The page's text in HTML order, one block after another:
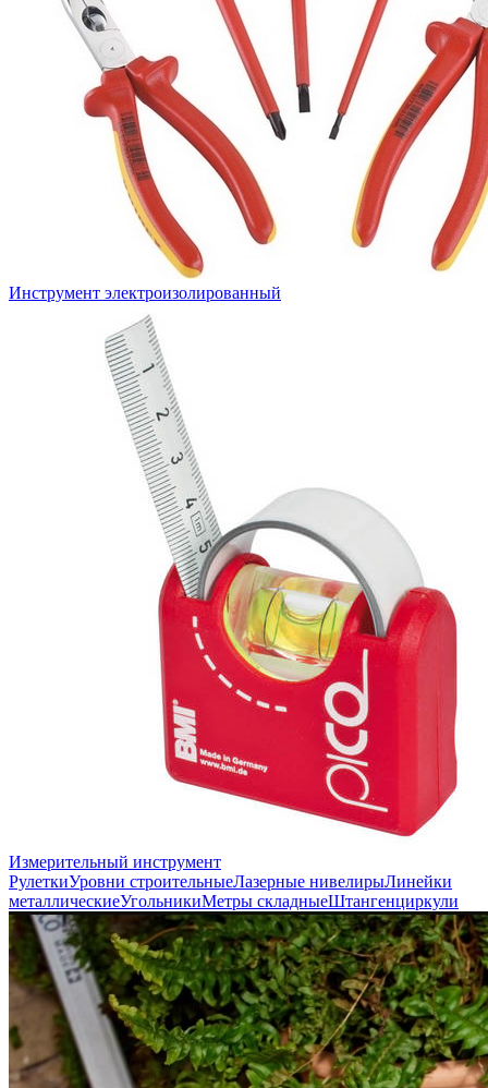
Инструмент электроизолированный
Измерительный инструмент
РулеткиУровни строительныеЛазерные нивелирыЛинейки
металлическиеУгольникиМетры складныеШтангенциркули